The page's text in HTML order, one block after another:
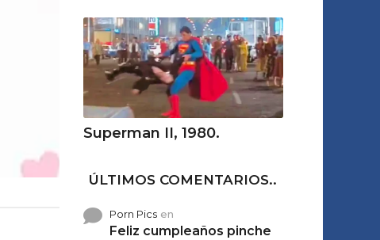
Superman II, 1980.
ÚLTIMOS COMENTARIOS..
Porn Picsen
Feliz cumpleaños pinche